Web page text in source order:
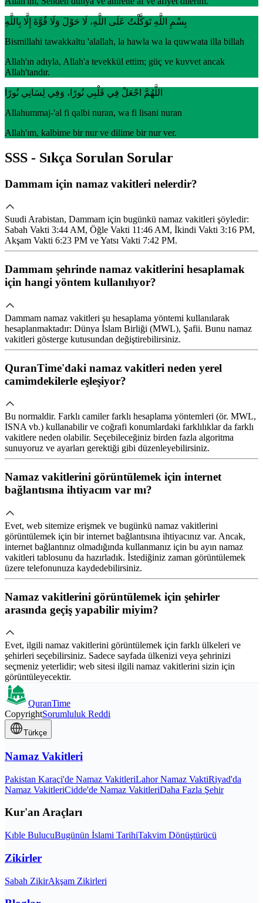
بِسْمِ اللَّهِ تَوَكَّلْتُ عَلَى اللَّهِ، لَا حَوْلَ وَلَا قُوَّةَ إِلَّا بِاللَّهِ
Bismillahi tawakkaltu 'alallah, la hawla wa la quwwata illa billah
Allah'ın adıyla, Allah'a tevekkül ettim; güç ve kuvvet ancak
Allah'tandır.
اللَّهُمَّ اجْعَلْ فِي قَلْبِي نُورًا، وَفِي لِسَانِي نُورًا
Allahummaj-'al fi qalbi nuran, wa fi lisani nuran
Allah'ım, kalbime bir nur ve dilime bir nur ver.
SSS - Sıkça Sorulan Sorular
Dammam için namaz vakitleri nelerdir?
Suudi Arabistan, Dammam için bugünkü namaz vakitleri şöyledir:
Sabah Vakti 3:44 AM, Öğle Vakti 11:46 AM, İkindi Vakti 3:16 PM,
Akşam Vakti 6:23 PM ve Yatsı Vakti 7:42 PM.
Dammam şehrinde namaz vakitlerini hesaplamak
için hangi yöntem kullanılıyor?
Dammam namaz vakitleri şu hesaplama yöntemi kullanılarak
hesaplanmaktadır: Dünya İslam Birliği (MWL), Şafii. Bunu namaz
vakitleri gösterge kutusundan değiştirebilirsiniz.
QuranTime'daki namaz vakitleri neden yerel
camimdekilerle eşleşiyor?
Bu normaldir. Farklı camiler farklı hesaplama yöntemleri (ör. MWL,
ISNA vb.) kullanabilir ve coğrafi konumlardaki farklılıklar da farklı
vakitlere neden olabilir. Seçebileceğiniz birden fazla algoritma
sunuyoruz ve ayarları gerektiği gibi düzenleyebilirsiniz.
Namaz vakitlerini görüntülemek için internet
bağlantısına ihtiyacım var mı?
Evet, web sitemize erişmek ve bugünkü namaz vakitlerini
görüntülemek için bir internet bağlantısına ihtiyacınız var. Ancak,
internet bağlantınız olmadığında kullanmanız için bu ayın namaz
vakitleri tablosunu da hazırladık. İstediğiniz zaman görüntülemek
üzere telefonunuza kaydedebilirsiniz.
Namaz vakitlerini görüntülemek için şehirler
arasında geçiş yapabilir miyim?
Evet, ilgili namaz vakitlerini görüntülemek için farklı ülkeleri ve
şehirleri seçebilirsiniz. Sadece sayfada ülkenizi veya şehrinizi
seçmeniz yeterlidir; web sitesi ilgili namaz vakitlerini sizin için
görüntüleyecektir.
QuranTime
CopyrightSorumluluk Reddi
Türkçe
Namaz Vakitleri
Pakistan Karaçi'de Namaz VakitleriLahor Namaz VaktiRiyad'da
Namaz VakitleriCidde'de Namaz VakitleriDaha Fazla Şehir
Kur'an Araçları
Kıble BulucuBugünün İslami TarihiTakvim Dönüştürücü
Zikirler
Sabah ZikirAkşam Zikirleri